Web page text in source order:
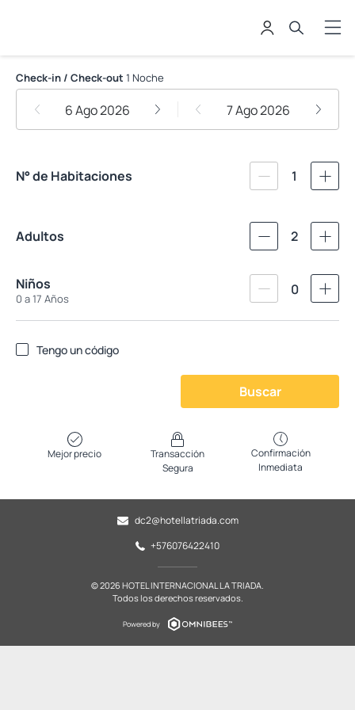
HOTEL INTERNACIONAL LA
Check-in / Check-out 1 Noche
6 Ago 2026 7 Ago 2026
N° de Habitaciones 1
Adultos 2
Niños
0 a 17 Años
0
Tengo un código
Buscar
Mejor precio
Transacción
Segura
Confirmación
Inmediata
dc2@hotellatriada.com
+576076422410
© 2026 HOTEL INTERNACIONAL LA TRIADA.
Todos los derechos reservados.
Powered by